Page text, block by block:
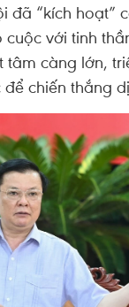
đã “kích hoạt”
cuộc với tinh
tâm càng lớn,
chiến thắng